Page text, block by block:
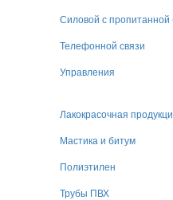
Силовой с
Телефонной связи
Управления
Лакокрасочная
Мастика и битум
Полиэтилен
Трубы ПВХ